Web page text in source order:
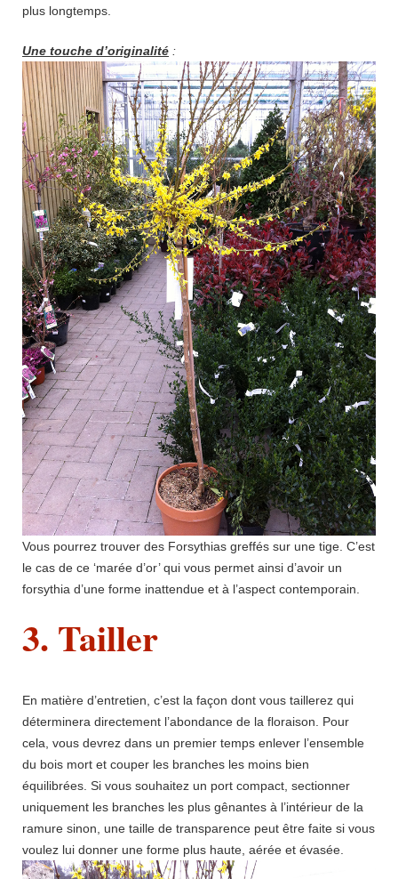
plus longtemps.
Une touche d’originalité :
Vous pourrez trouver des Forsythias greffés sur une tige. C’est
le cas de ce ‘marée d’or’ qui vous permet ainsi d’avoir un
forsythia d’une forme inattendue et à l’aspect contemporain.
3. Tailler
En matière d’entretien, c’est la façon dont vous taillerez qui
déterminera directement l’abondance de la floraison. Pour
cela, vous devrez dans un premier temps enlever l’ensemble
du bois mort et couper les branches les moins bien
équilibrées. Si vous souhaitez un port compact, sectionner
uniquement les branches les plus gênantes à l’intérieur de la
ramure sinon, une taille de transparence peut être faite si vous
voulez lui donner une forme plus haute, aérée et évasée.